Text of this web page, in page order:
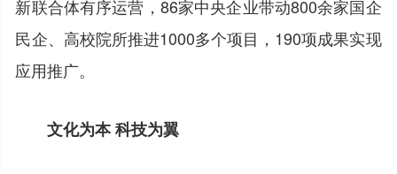
新联合体有序运营，86家中央企业带动800余家国企
民企、高校院所推进1000多个项目，190项成果实现
应用推广。
文化为本 科技为翼